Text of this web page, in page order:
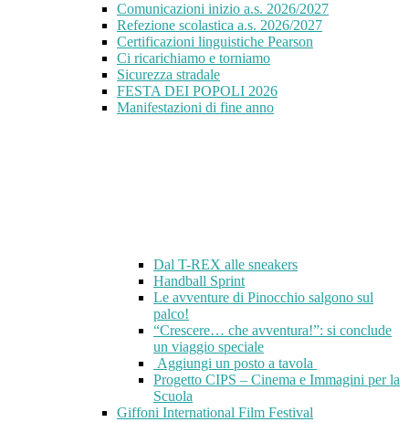
Comunicazioni inizio a.s. 2026/2027
Refezione scolastica a.s. 2026/2027
Certificazioni linguistiche Pearson
Ci ricarichiamo e torniamo
Sicurezza stradale
FESTA DEI POPOLI 2026
Manifestazioni di fine anno
Dal T-REX alle sneakers
Handball Sprint
Le avventure di Pinocchio salgono sul
palco!
“Crescere… che avventura!”: si conclude
un viaggio speciale
Aggiungi un posto a tavola
Progetto CIPS – Cinema e Immagini per la
Scuola
Giffoni International Film Festival